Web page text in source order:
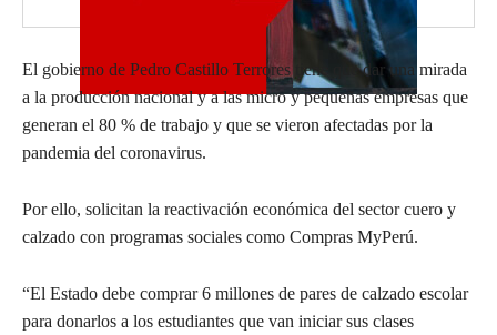
El gobierno de Pedro Castillo Terrores tiene que dar una mirada
a la producción nacional y a las micro y pequeñas empresas que
generan el 80 % de trabajo y que se vieron afectadas por la
pandemia del coronavirus.
Por ello, solicitan la reactivación económica del sector cuero y
calzado con programas sociales como Compras MyPerú.
“El Estado debe comprar 6 millones de pares de calzado escolar
para donarlos a los estudiantes que van iniciar sus clases